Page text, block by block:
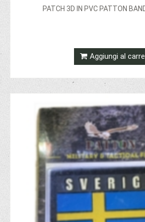
PATCH 3D IN PVC PATTON
Aggiungi al